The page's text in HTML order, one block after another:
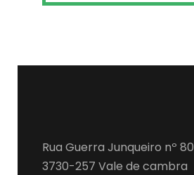
Rua Guerra Junqueiro nº 80
3730-257 Vale de cambra